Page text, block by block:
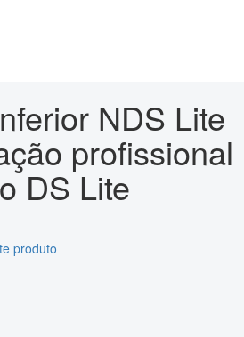
NDS Lite
profissional
DS Lite
produto